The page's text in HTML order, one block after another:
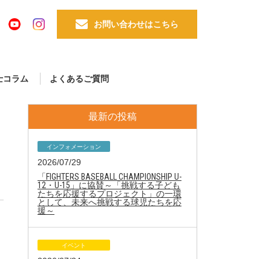
お問い合わせはこちら
コラム よくあるご質問
最新の投稿
インフォメーション
2026/07/29
「FIGHTERS BASEBALL CHAMPIONSHIP U-
12・U-15」に協賛～「挑戦する子ども
たちを応援するプロジェクト」の一環
として、未来へ挑戦する球児たちを応
援～
イベント